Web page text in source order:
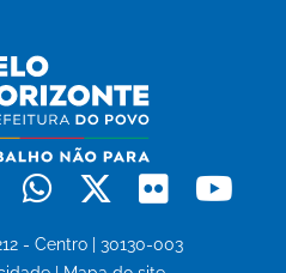
TiktokWhatsapp
X Flickr
- Centro | 30130-003